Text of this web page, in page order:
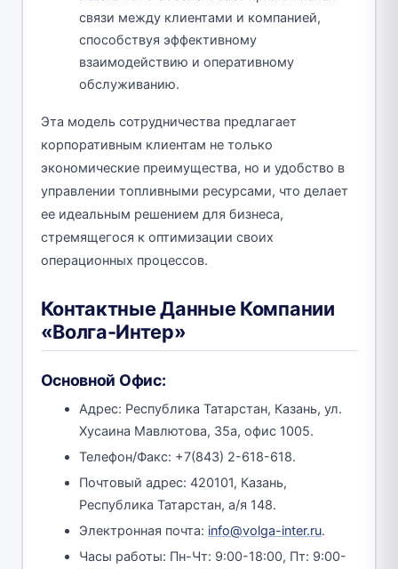
связи между клиентами и компанией,
способствуя эффективному
взаимодействию и оперативному
обслуживанию.
Эта модель сотрудничества предлагает
корпоративным клиентам не только
экономические преимущества, но и удобство в
управлении топливными ресурсами, что делает
ее идеальным решением для бизнеса,
стремящегося к оптимизации своих
операционных процессов.
Контактные Данные Компании
«Волга-Интер»
Основной Офис:
Адрес: Республика Татарстан, Казань, ул.
Хусаина Мавлютова, 35а, офис 1005.
Телефон/Факс: +7(843) 2-618-618.
Почтовый адрес: 420101, Казань,
Республика Татарстан, а/я 148.
Электронная почта: info@volga-inter.ru.
Часы работы: Пн-Чт: 9:00-18:00, Пт: 9:00-